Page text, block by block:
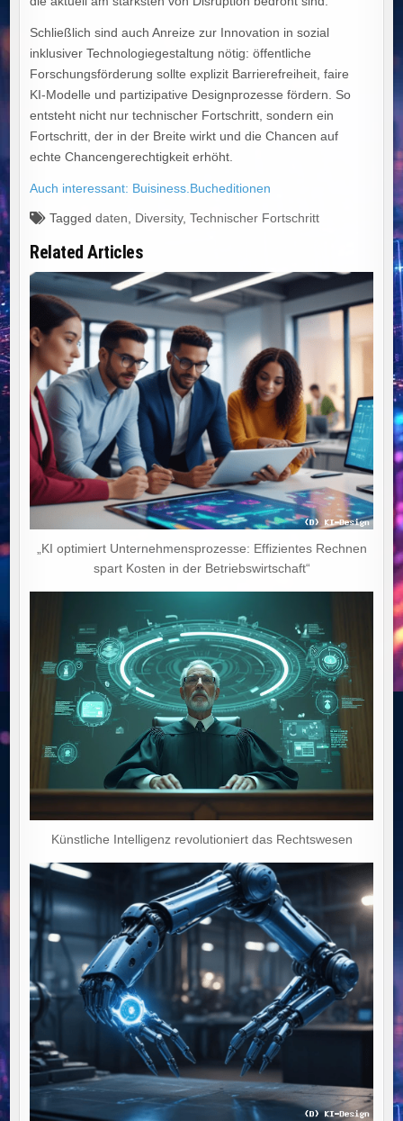
Schließlich sind auch Anreize zur Innovation in sozial
inklusiver Technologiegestaltung nötig: öffentliche
Forschungsförderung sollte explizit Barrierefreiheit, faire
KI‑Modelle und partizipative Designprozesse fördern. So
entsteht nicht nur technischer Fortschritt, sondern ein
Fortschritt, der in der Breite wirkt und die Chancen auf
echte Chancengerechtigkeit erhöht.
Auch interessant: Buisiness.Bucheditionen
Taggeddaten Diversity,Technischer Fortschritt
Related Articles
„KI optimiert Unternehmensprozesse: Effizientes Rechnen
spart Kosten in der Betriebswirtschaft“
Künstliche Intelligenz revolutioniert das Rechtswesen